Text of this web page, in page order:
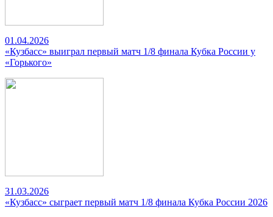
01.04.2026
«Кузбасс» выиграл первый матч 1/8 финала Кубка России у
«Горького»
31.03.2026
«Кузбасс» сыграет первый матч 1/8 финала Кубка России 2026